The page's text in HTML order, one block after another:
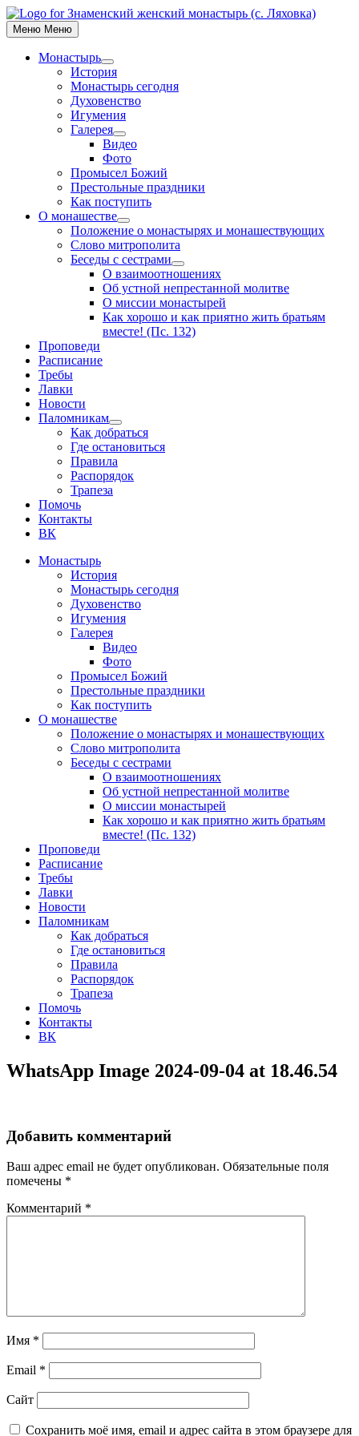
Skip
to
content
Меню Меню
Монастырь
Show
sub
menu
История
Монастырь сегодня
Духовенство
Игумения
Галерея
Show
sub
menu
Видео
Фото
Промысел Божий
Престольные праздники
Как поступить
О монашестве
Show
sub
menu
Положение о монастырях и монашествующих
Слово митрополита
Беседы с сестрами
Show
sub
menu
О взаимоотношениях
Об устной непрестанной молитве
О миссии монастырей
Как хорошо и как приятно жить братьям
вместе! (Пс. 132)
Проповеди
Расписание
Требы
Лавки
Новости
Паломникам
Show
sub
menu
Как добраться
Где остановиться
Правила
Распорядок
Трапеза
Помочь
Контакты
ВК
Монастырь
История
Монастырь сегодня
Духовенство
Игумения
Галерея
Видео
Фото
Промысел Божий
Престольные праздники
Как поступить
О монашестве
Положение о монастырях и монашествующих
Слово митрополита
Беседы с сестрами
О взаимоотношениях
Об устной непрестанной молитве
О миссии монастырей
Как хорошо и как приятно жить братьям
вместе! (Пс. 132)
Проповеди
Расписание
Требы
Лавки
Новости
Паломникам
Как добраться
Где остановиться
Правила
Распорядок
Трапеза
Помочь
Контакты
ВК
WhatsApp Image 2024-09-04 at 18.46.54
Добавить комментарий
Ваш адрес email не будет опубликован. Обязательные поля
помечены *
Комментарий *
Имя *
Email *
Сайт
Сохранить моё имя, email и адрес сайта в этом браузере для